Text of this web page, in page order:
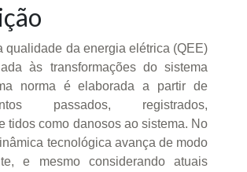
qualidade da energia elétrica (QEE)
às transformações do sistema
norma é elaborada a partir de
passados, registrados,
tidos como danosos ao sistema. No
tecnológica avança de modo
e mesmo considerando atuais